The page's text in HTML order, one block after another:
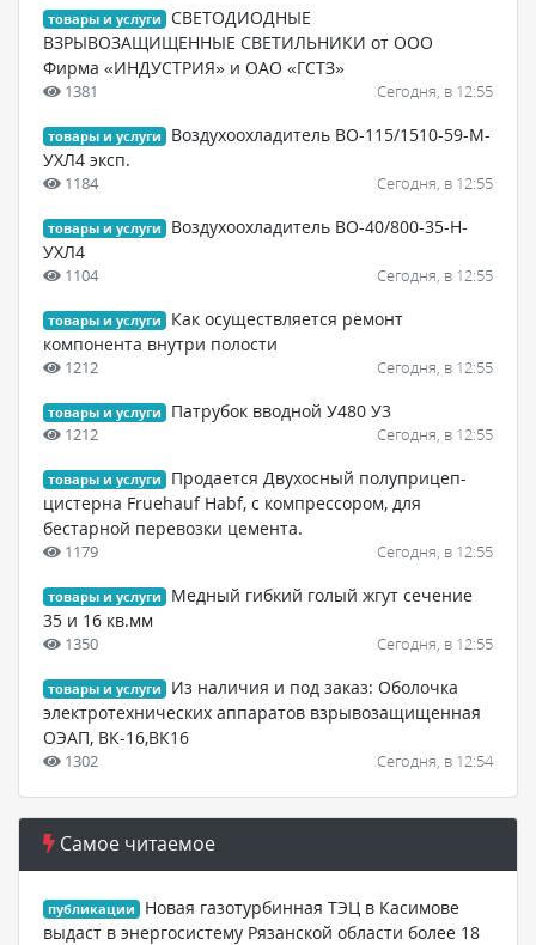
товары и услуги
СВЕТОДИОДНЫЕ
ВЗРЫВОЗАЩИЩЕННЫЕ СВЕТИЛЬНИКИ от ООО
Фирма «ИНДУСТРИЯ» и ОАО «ГСТЗ»
1381 Сегодня, в 12:55
товары и услуги
Воздухоохладитель ВО-115/1510-59-М-
УХЛ4 эксп.
1184 Сегодня, в 12:55
товары и услуги
Воздухоохладитель ВО-40/800-35-Н-
УХЛ4
1104 Сегодня, в 12:55
товары и услуги
Как осуществляется ремонт
компонента внутри полости
1212 Сегодня, в 12:55
товары и услуги Патрубок вводной У480 У3
1212 Сегодня, в 12:55
товары и услуги
Продается Двухосный полуприцеп-
цистерна Fruehauf Habf, с компрессором, для
бестарной перевозки цемента.
1179 Сегодня, в 12:55
товары и услуги
Медный гибкий голый жгут сечение
35 и 16 кв.мм
1350 Сегодня, в 12:55
товары и услуги
Из наличия и под заказ: Оболочка
электротехнических аппаратов взрывозащищенная
ОЭАП, ВК-16,ВК16
1302 Сегодня, в 12:54
Самое читаемое
публикации
Новая газотурбинная ТЭЦ в Касимове
выдаст в энергосистему Рязанской области более 18